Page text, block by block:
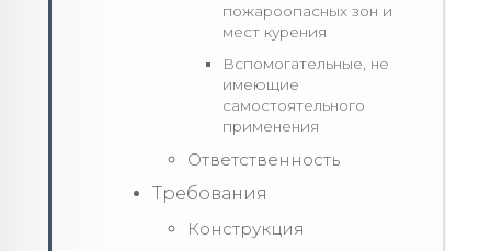
пожароопасных зон и
мест курения
Вспомогательные, не
имеющие
самостоятельного
применения
Ответственность
Требования
Конструкция